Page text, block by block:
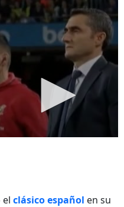
el clásico español en su